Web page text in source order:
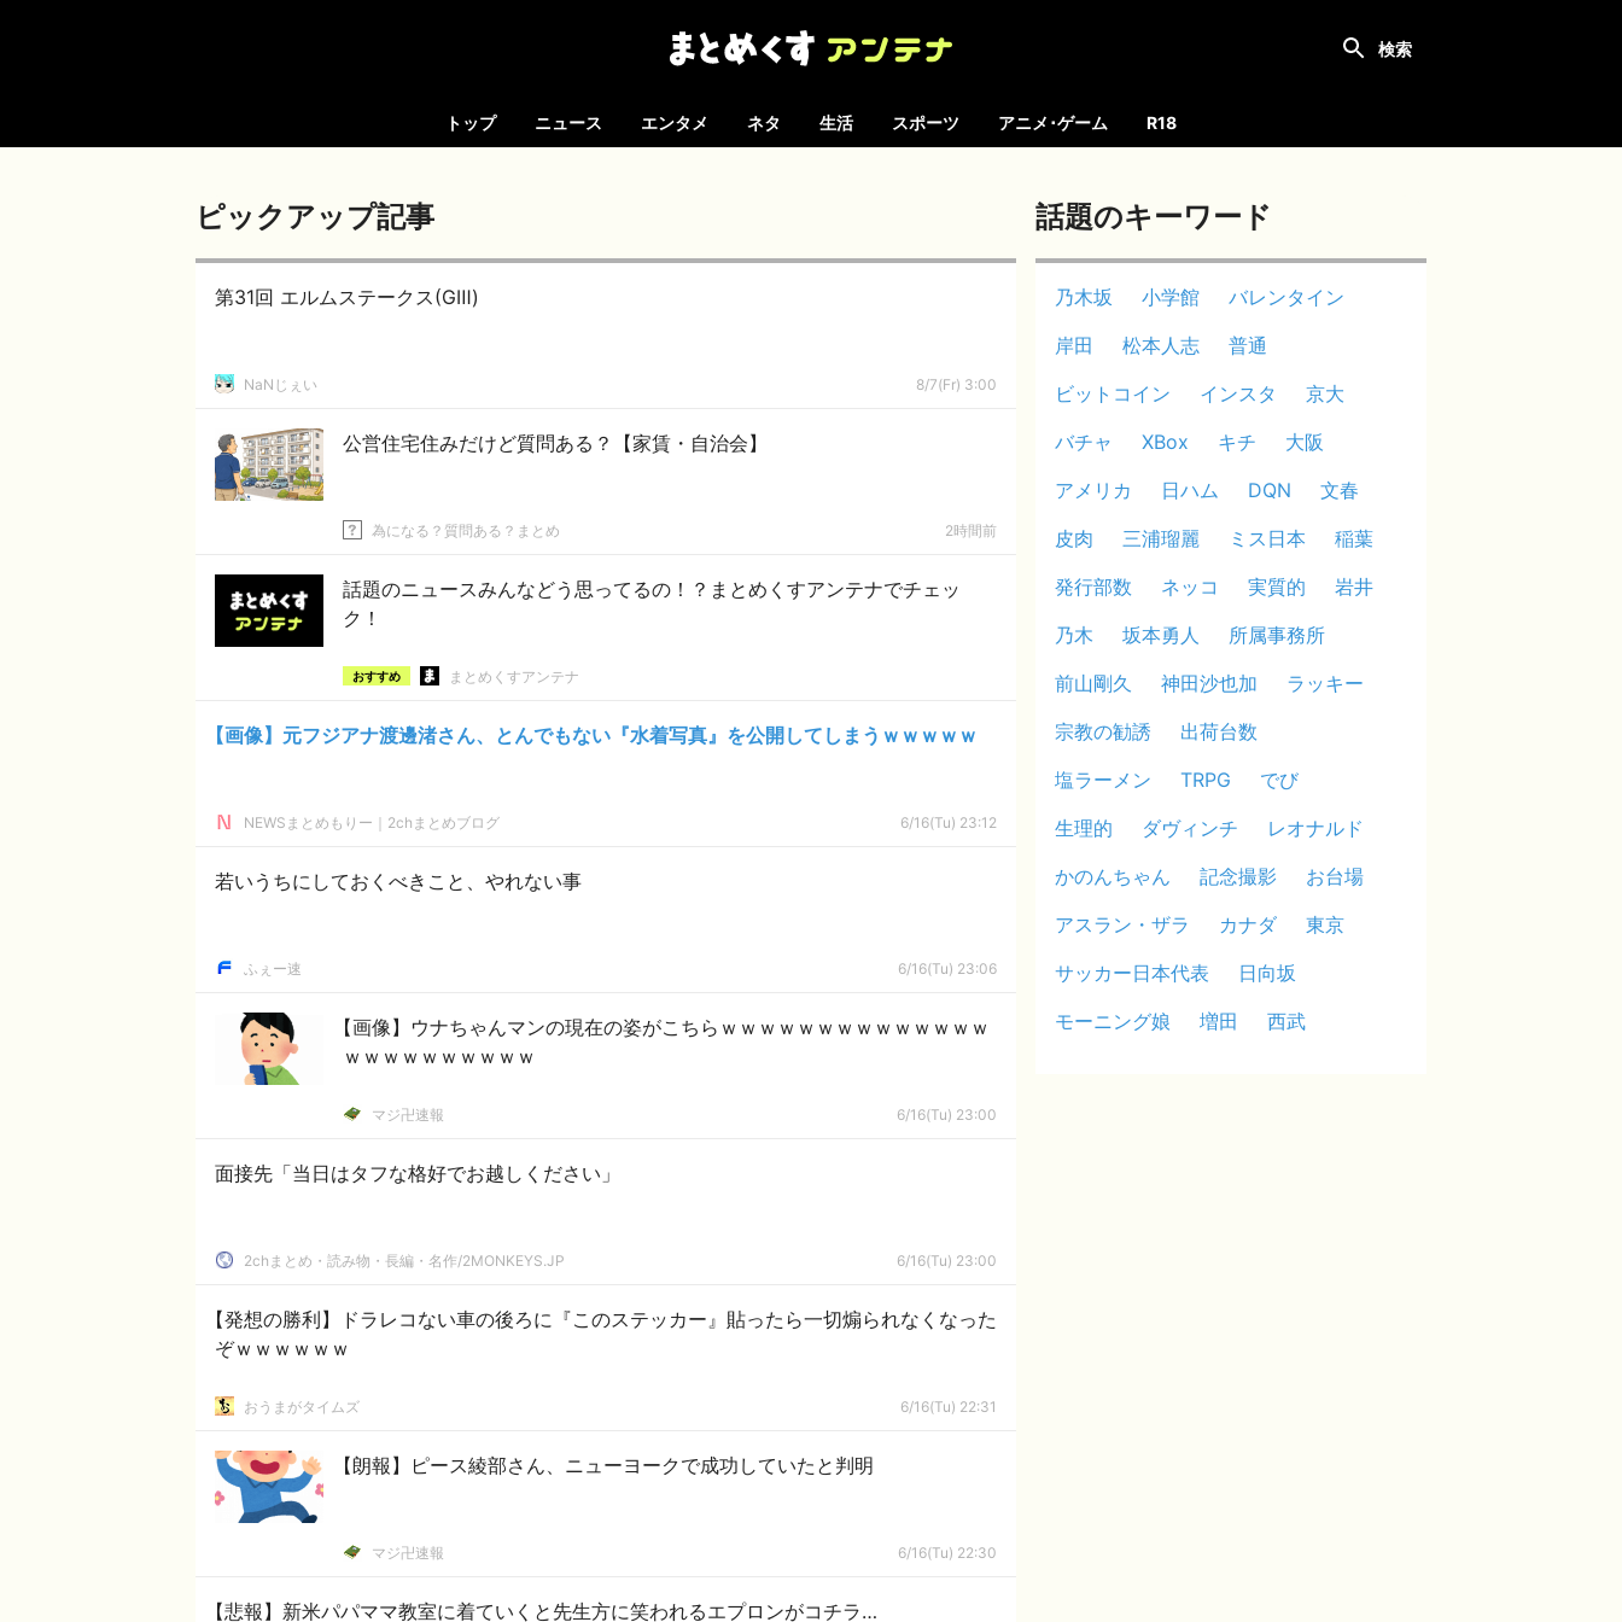
トップ ニュース エンタメ ネタ 生活 スポーツ アニメ･ゲーム R18
ピックアップ記事
第31回 エルムステークス(GⅢ)
NaNじぇい 8/7(Fr) 3:00
公営住宅住みだけど質問ある？【家賃・自治会】
為になる？質問ある？まとめ 2時間前
話題のニュースみんなどう思ってるの！？まとめくすアンテナでチェッ
ク！
おすすめ まとめくすアンテナ
【画像】元フジアナ渡邊渚さん、とんでもない『水着写真』を公開してしまうｗｗｗｗｗ
NEWSまとめもりー｜2chまとめブログ 6/16(Tu) 23:12
若いうちにしておくべきこと、やれない事
ふぇー速 6/16(Tu) 23:06
【画像】ウナちゃんマンの現在の姿がこちらｗｗｗｗｗｗｗｗｗｗｗｗｗｗ
ｗｗｗｗｗｗｗｗｗｗ
マジ卍速報 6/16(Tu) 23:00
面接先「当日はタフな格好でお越しください」
2chまとめ・読み物・長編・名作/2MONKEYS.JP 6/16(Tu) 23:00
【発想の勝利】ドラレコない車の後ろに『このステッカー』貼ったら一切煽られなくなった
ぞｗｗｗｗｗｗ
おうまがタイムズ 6/16(Tu) 22:31
【朗報】ピース綾部さん、ニューヨークで成功していたと判明
マジ卍速報 6/16(Tu) 22:30
【悲報】新米パパママ教室に着ていくと先生方に笑われるエプロンがコチラ…
話題のキーワード
乃木坂 小学館
バレンタイン
岸田
松本人志
普通
ビットコイン
インスタ
京大
バチャ
XBox キチ
大阪
アメリカ
日ハム DQN
文春
皮肉
三浦瑠麗 ミス日本
稲葉
発行部数
ネッコ 実質的
岩井
乃木
坂本勇人
所属事務所
前山剛久
神田沙也加
ラッキー
宗教の勧誘
出荷台数
塩ラーメン
TRPG
でび
生理的
ダヴィンチ
レオナルド
かのんちゃん
記念撮影
お台場
アスラン・ザラ
カナダ
東京
サッカー日本代表
日向坂
モーニング娘
増田 西武